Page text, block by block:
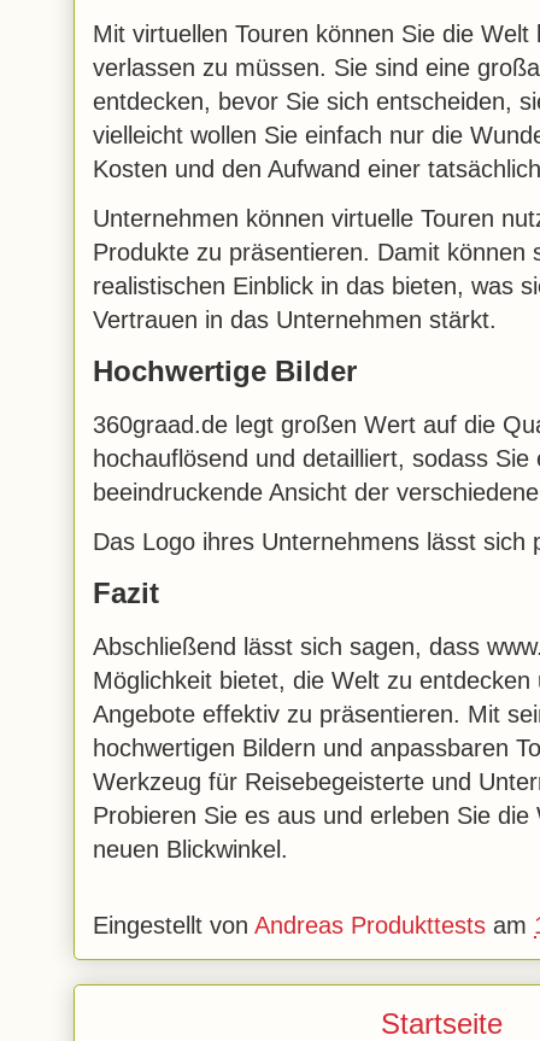
Mit virtuellen Touren können Sie die
verlassen zu müssen. Sie sind eine
entdecken, bevor Sie sich entscheiden,
vielleicht wollen Sie einfach nur die
Kosten und den Aufwand einer
Unternehmen können virtuelle Touren
Produkte zu präsentieren. Damit können
realistischen Einblick in das bieten, was
Vertrauen in das Unternehmen stärkt.
Hochwertige Bilder
360graad.de legt großen Wert auf die
hochauflösend und detailliert, sodass
beeindruckende Ansicht der
Das Logo ihres Unternehmens lässt sich
Fazit
Abschließend lässt sich sagen, dass
Möglichkeit bietet, die Welt zu
Angebote effektiv zu präsentieren. Mit
hochwertigen Bildern und anpassbaren
Werkzeug für Reisebegeisterte und
Probieren Sie es aus und erleben Sie
neuen Blickwinkel.
Eingestellt von Andreas Produkttests am
Startseite